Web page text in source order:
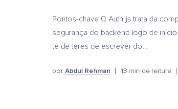
Pontos-chave O Auth.js trata da
segurança do backend logo de
te de teres de escrever do...
por Abdul Rehman 13 min de leitura